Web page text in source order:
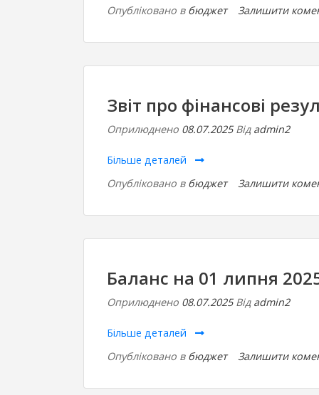
Опубліковано в бюджет Залишити
Звіт про фінансові
Оприлюднено 08.07.2025Від admin2
Більше деталей
Опубліковано в бюджет Залишити
Баланс на 01 липня
Оприлюднено 08.07.2025Від admin2
Більше деталей
Опубліковано в бюджет Залишити